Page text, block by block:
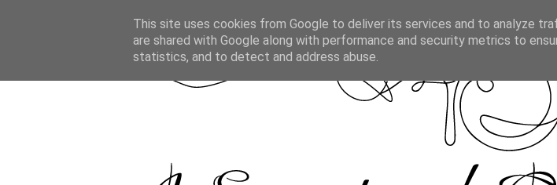
This site uses cookies from Google to deliver its services and to analyze
are shared with Google along with performance and security metrics to
statistics, and to detect and address abuse.